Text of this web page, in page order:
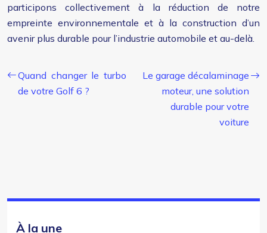
participons collectivement à la réduction de notre
empreinte environnementale et à la construction d’un
avenir plus durable pour l’industrie automobile et au-delà.
Quand changer le turbo
de votre Golf 6 ?
Le garage décalaminage
moteur, une solution
durable pour votre
voiture
À la une